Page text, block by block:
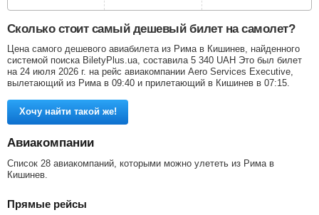
Сколько стоит самый дешевый билет на самолет?
Цена самого дешевого авиабилета из Рима в Кишинев, найденного
системой поиска BiletyPlus.ua, составила 5 340 UAH Это был билет
на 24 июля 2026 г. на рейс авиакомпании Aero Services Executive,
вылетающий из Рима в 09:40 и прилетающий в Кишинев в 07:15.
Хочу найти такой же!
Авиакомпании
Список 28 авиакомпаний, которыми можно улететь из Рима в
Кишинев.
Прямые рейсы